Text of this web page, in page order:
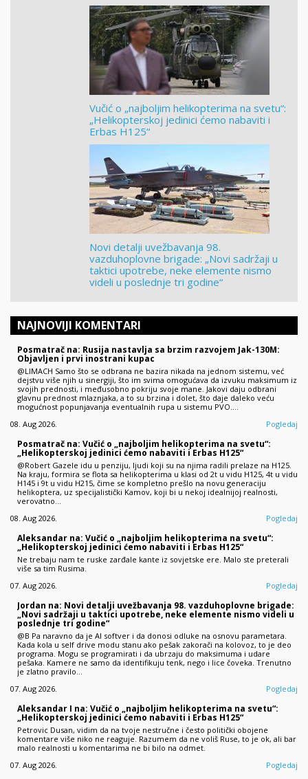
Vučić o „najboljim helikopterima na svetu“:
„Helikopterskoj jedinici ćemo nabaviti i
Erbas H125“
Novi detalji uvežbavanja 98.
vazduhoplovne brigade: „Novi sadržaji u
taktici upotrebe, neke elemente nismo
videli u poslednje tri godine“
NAJNOVIJI KOMENTARI
Posmatrač na: Rusija nastavlja sa brzim razvojem Jak-130M:
Objavljen i prvi inostrani kupac
@LIMACH Samo što se odbrana ne bazira nikada na jednom sistemu, već
dejstvu više njih u sinergiji, što im svima omogućava da izvuku maksimum iz
svojih prednosti, i međusobno pokriju svoje mane. Jakovi daju odbrani
glavnu prednost mlaznjaka, a to su brzina i dolet, što daje daleko veću
mogućnost popunjavanja eventualnih rupa u sistemu PVO.…
08. Aug 2026.
Pogledaj
Posmatrač na: Vučić o „najboljim helikopterima na svetu“:
„Helikopterskoj jedinici ćemo nabaviti i Erbas H125“
@Robert Gazele idu u penziju, ljudi koji su na njima radili prelaze na H125.
Na kraju, formira se flota sa helikopterima u klasi od 2t u vidu H125, 4t u vidu
H145 i 9t u vidu H215, čime se kompletno prešlo na novu generaciju
helikoptera, uz specijalistički Kamov, koji bi u nekoj idealnijoj realnosti,
verovatno…
08. Aug 2026.
Pogledaj
Aleksandar na: Vučić o „najboljim helikopterima na svetu“:
„Helikopterskoj jedinici ćemo nabaviti i Erbas H125“
Ne trebaju nam te ruske zarđale kante iz sovjetske ere. Malo ste preterali
više sa tim Rusima.
07. Aug 2026.
Pogledaj
Jordan na: Novi detalji uvežbavanja 98. vazduhoplovne brigade:
„Novi sadržaji u taktici upotrebe, neke elemente nismo videli u
poslednje tri godine“
@B Pa naravno da je AI softver i da donosi odluke na osnovu parametara.
Kada kola u self drive modu stanu ako pešak zakorači na kolovoz, to je deo
programa. Mogu se programirati i da ubrzaju do maksimuma i udare
pešaka. Kamere ne samo da identifikuju tenk, nego i lice čoveka. Trenutno
je zlatno pravilo…
07. Aug 2026.
Pogledaj
Aleksandar I na: Vučić o „najboljim helikopterima na svetu“:
„Helikopterskoj jedinici ćemo nabaviti i Erbas H125“
Petrovic Dusan, vidim da na tvoje nestručne i često politički obojene
komentare više niko ne reaguje. Razumem da ne voliš Ruse, to je ok, ali bar
malo realnosti u komentarima ne bi bilo na odmet.
07. Aug 2026.
Pogledaj